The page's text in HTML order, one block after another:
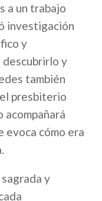
a un trabajo
investigación
y
descubrirlo y
también
presbiterio
acompañará
evoca cómo era
y